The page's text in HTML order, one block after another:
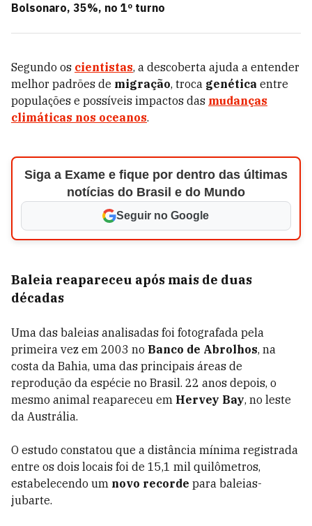
Bolsonaro, 35%, no 1º turno
Segundo os cientistas, a descoberta ajuda a entender
melhor padrões de migração, troca genética entre
populações e possíveis impactos das mudanças
climáticas nos oceanos.
Siga a Exame e fique por dentro das últimas
notícias do Brasil e do Mundo
Seguir no Google
Baleia reapareceu após mais de duas
décadas
Uma das baleias analisadas foi fotografada pela
primeira vez em 2003 no Banco de Abrolhos, na
costa da Bahia, uma das principais áreas de
reprodução da espécie no Brasil. 22 anos depois, o
mesmo animal reapareceu em Hervey Bay, no leste
da Austrália.
O estudo constatou que a distância mínima registrada
entre os dois locais foi de 15,1 mil quilômetros,
estabelecendo um novo recorde para baleias-
jubarte.